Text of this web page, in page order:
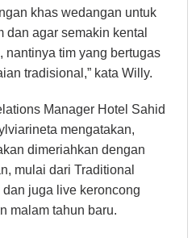
khas wedangan untuk
dan agar semakin kental
nantinya tim yang bertugas
tradisional,” kata Willy.
Manager Hotel Sahid
mengatakan,
dimeriahkan dengan
mulai dari Traditional
juga live keroncong
malam tahun baru.